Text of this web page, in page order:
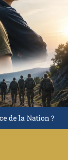
de la Nation ?